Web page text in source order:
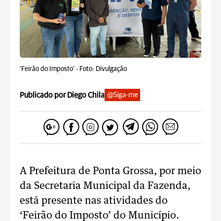
‘Feirão do Imposto’ - Foto: Divulgação
Publicado por Diego Chila @Siga-me
A Prefeitura de Ponta Grossa, por meio
da Secretaria Municipal da Fazenda,
está presente nas atividades do
‘Feirão do Imposto’ do Município.